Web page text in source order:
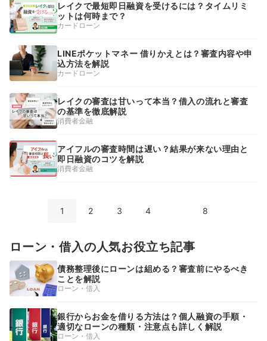
レイクで最短即日融資を受けるには？タイムリミ
ットは何時まで？
カードローン
LINEポケットマネー 借りかえとは？審査内容や申
込方法を解説
カードローン
レイクの審査は甘いって本当？借入の流れと審査
の基準を徹底解説
消費者金融
アイフルの審査時間は遅い？結果が来ない理由と
即日融資のコツを解説
消費者金融
1 2 3 4 8
ローン・借入の人気お役立ち記事
債務整理後にローンは組める？審査前にやるべき
ことを解説
ローン・借入
銀行からお金を借りる方法は？個人融資の手順・
適切なローンの種類・注意点も詳しく解説
ローン・借入